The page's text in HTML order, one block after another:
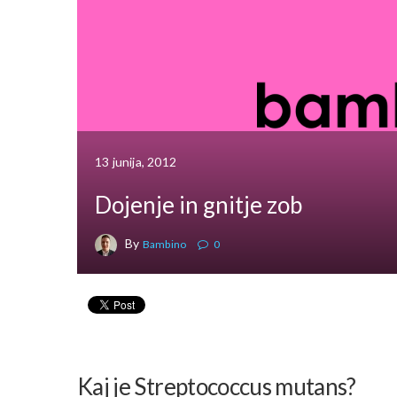
13 junija, 2012
Dojenje in gnitje zob
By Bambino 0
Kaj je Streptococcus mutans?